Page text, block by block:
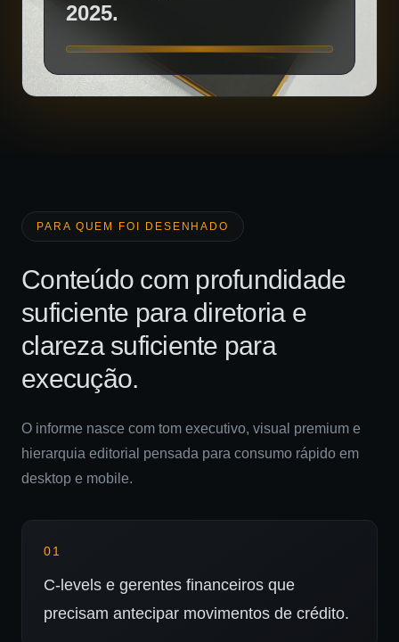
2025.
PARA QUEM FOI DESENHADO
Conteúdo com profundidade
suficiente para diretoria e
clareza suficiente para
execução.
O informe nasce com tom executivo, visual premium e
hierarquia editorial pensada para consumo rápido em
desktop e mobile.
01
C-levels e gerentes financeiros que
precisam antecipar movimentos de crédito.